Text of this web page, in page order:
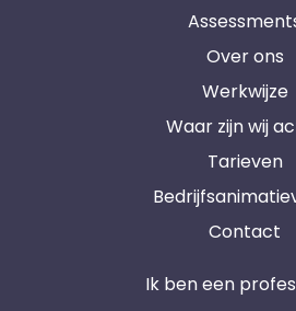
Over ons
Werkwijze
Waar zijn wij
Tarieven
Contact
Ik ben een